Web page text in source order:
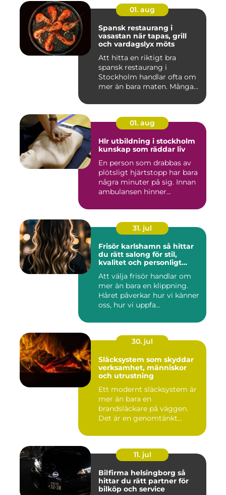
01. aug
Spansk restaurang i
vasastan när tapas, grill
och vardagslyx möts
Att hitta en riktigt bra
spansk restaurang i
Stockholm handlar ofta om
mer än bara maten. Många
01. aug
Hlr utbildning i stockholm
kunskap som räddar liv
En person som drabbas av
plötsligt hjärtstopp har bara
några minuter på sig. Innan
ambulansen hinner...
31. jul
Frisör karlshamn så hittar
du rätt salong för stil,
kvalitet och personligt
Att välja frisör handlar om
mer än bara en klippning.
Håret påverkar hur vi känner
oss, hur vi uppfa...
30. jul
Släcksystem som skyddar
verksamhet, människor
och utrustning
Ett modernt släcksystem är
mer än bara en
brandsläckare på väggen.
Det är en genomtänkt
11. jul
Bilfirma helsingborg så
hittar du rätt partner för
bilköp och service